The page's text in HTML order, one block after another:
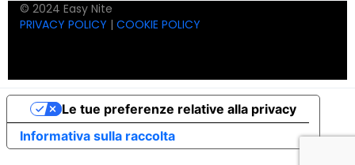
© 2024 Easy Nite
PRIVACY POLICY | COOKIE POLICY
Informativa sulla raccolta
Le tue preferenze relative alla privacy